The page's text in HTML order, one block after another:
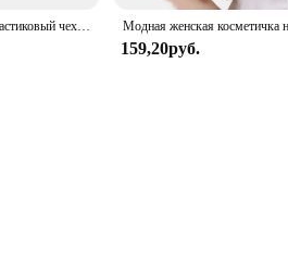
Портативный пластиковый чехол для мыла для путешествий, контейнер, поднос для мыла, дорожная мыльница со сливом, портативный держатель для мыла с крышкой
159,20руб.